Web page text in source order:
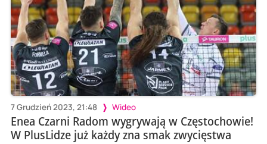
7 Grudzień 2023, 21:48 Wideo
Enea Czarni Radom wygrywają w Częstochowie!
W PlusLidze już każdy zna smak zwycięstwa